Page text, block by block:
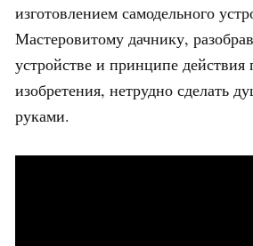
изготовлением самодельного
Мастеровитому дачнику,
устройстве и принципе действия
изобретения, нетрудно сделать
руками.